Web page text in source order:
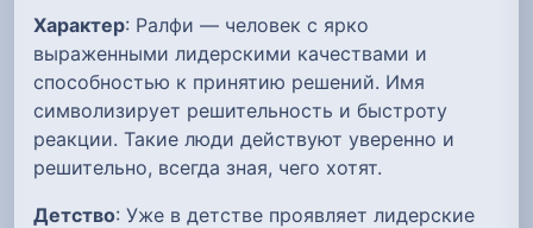
Характер: Ралфи — человек с ярко
выраженными лидерскими качествами и
способностью к принятию решений. Имя
символизирует решительность и быстроту
реакции. Такие люди действуют уверенно и
решительно, всегда зная, чего хотят.
Детство: Уже в детстве проявляет лидерские